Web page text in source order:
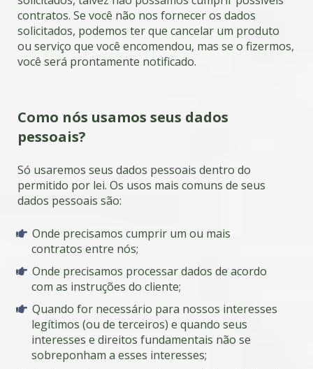
contratos. Se você não nos fornecer os dados
solicitados, podemos ter que cancelar um produto
ou serviço que você encomendou, mas se o fizermos,
você será prontamente notificado.
Como nós usamos seus dados
pessoais?
Só usaremos seus dados pessoais dentro do
permitido por lei. Os usos mais comuns de seus
dados pessoais são:
Onde precisamos cumprir um ou mais
contratos entre nós;
Onde precisamos processar dados de acordo
com as instruções do cliente;
Quando for necessário para nossos interesses
legítimos (ou de terceiros) e quando seus
interesses e direitos fundamentais não se
sobreponham a esses interesses;